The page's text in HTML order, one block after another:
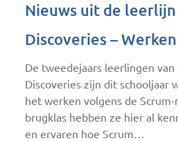
Nieuws uit de
Discoveries –
De tweedejaars leerlingen
Discoveries zijn dit schooljaar
het werken volgens de
brugklas hebben ze hier al
en ervaren hoe Scrum…